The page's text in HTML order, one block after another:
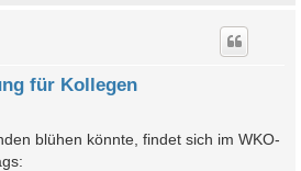
für Kollegen
blühen könnte, findet sich im WKO-